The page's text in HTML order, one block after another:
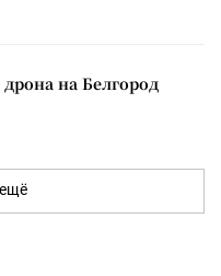
на Белгород